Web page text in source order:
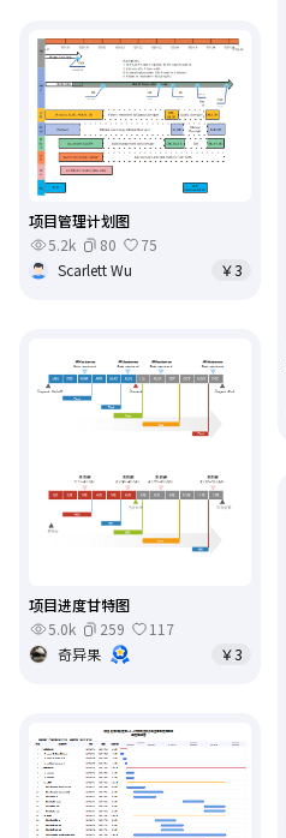
项目管理计划图
5.2k
80
75
Scarlett Wu
￥3
项目进度甘特图
5.0k
259
117
奇异果
￥3